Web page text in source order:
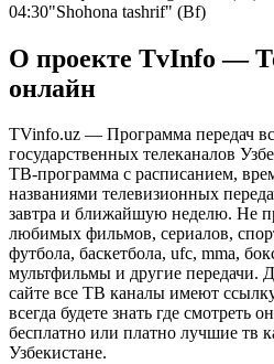
04:30"Shohona tashrif" (Bf)
О проекте TvInfo —
онлайн
TVinfo.uz — Программа передач
государственных телеканалов
ТВ-программа с расписанием,
названиями телевизионных
завтра и ближайшую неделю. Не
любимых фильмов, сериалов,
футбола, баскетбола, ufc, mma,
мультфильмы и другие передачи.
сайте все ТВ каналы имеют
всегда будете знать где смотреть
бесплатно или платно лучшие тв
Узбекистане.